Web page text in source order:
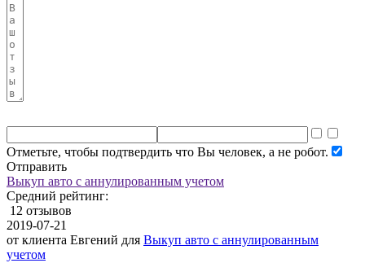
Отметьте, чтобы подтвердить что Вы человек, а не робот.
Отправить
Выкуп авто с аннулированным учетом
Средний рейтинг:
12 отзывов
2019-07-21
от клиента Евгений для Выкуп авто с аннулированным
учетом